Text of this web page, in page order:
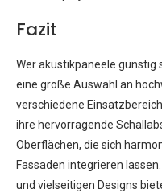
Fazit
Wer akustikpaneele günstig
eine große Auswahl an
verschiedene
ihre hervorragende
Oberflächen, die sich
Fassaden integrieren
und vielseitigen Designs